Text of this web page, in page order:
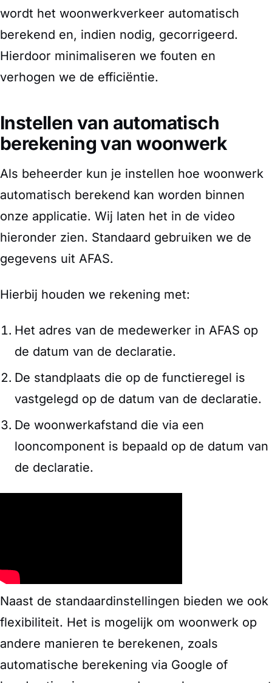
wordt het woonwerkverkeer automatisch
berekend en, indien nodig, gecorrigeerd.
Hierdoor minimaliseren we fouten en
verhogen we de efficiëntie.
Instellen van automatisch
berekening van woonwerk
Als beheerder kun je instellen hoe woonwerk
automatisch berekend kan worden binnen
onze applicatie. Wij laten het in de video
hieronder zien. Standaard gebruiken we de
gegevens uit AFAS.
Hierbij houden we rekening met:
Het adres van de medewerker in AFAS op
de datum van de declaratie.
De standplaats die op de functieregel is
vastgelegd op de datum van de declaratie.
De woonwerkafstand die via een
looncomponent is bepaald op de datum van
de declaratie.
Naast de standaardinstellingen bieden we ook
flexibiliteit. Het is mogelijk om woonwerk op
andere manieren te berekenen, zoals
automatische berekening via Google of